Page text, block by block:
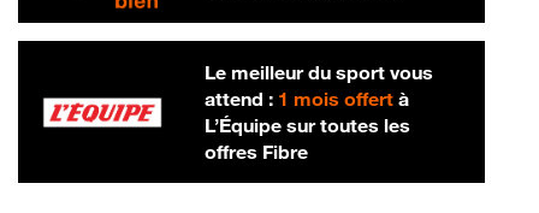
Le meilleur du sport vous
attend : 1 mois offertà
L’Équipe sur toutes les
offres Fibre